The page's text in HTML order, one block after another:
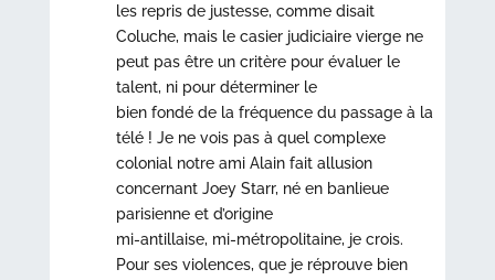
les repris de justesse, comme disait
Coluche, mais le casier judiciaire vierge ne
peut pas être un critère pour évaluer le
talent, ni pour déterminer le
bien fondé de la fréquence du passage à la
télé ! Je ne vois pas à quel complexe
colonial notre ami Alain fait allusion
concernant Joey Starr, né en banlieue
parisienne et d’origine
mi-antillaise, mi-métropolitaine, je crois.
Pour ses violences, que je réprouve bien